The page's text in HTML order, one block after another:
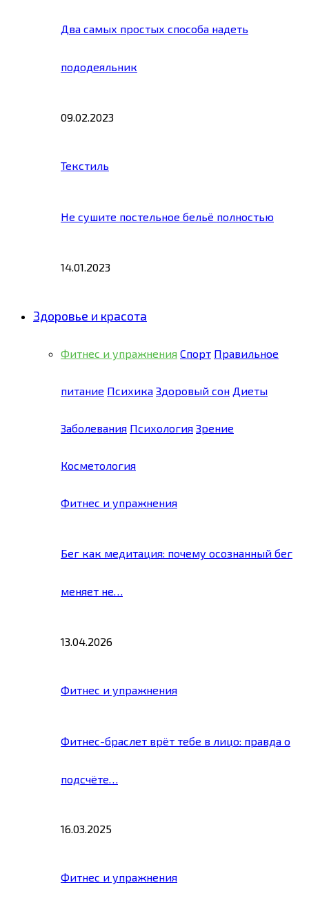
Два самых простых способа надеть
пододеяльник
09.02.2023
Текстиль
Не сушите постельное бельё полностью
14.01.2023
Здоровье и красота
Фитнес и упражнения Спорт Правильное
питание Психика Здоровый сон Диеты
Заболевания Психология Зрение
Косметология
Фитнес и упражнения
Бег как медитация: почему осознанный бег
меняет не…
13.04.2026
Фитнес и упражнения
Фитнес-браслет врёт тебе в лицо: правда о
подсчёте…
16.03.2025
Фитнес и упражнения